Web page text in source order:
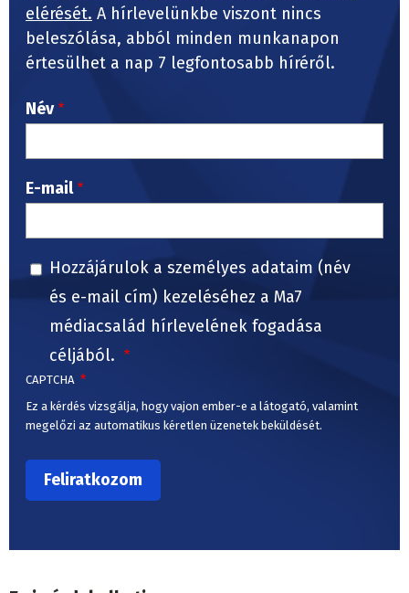
elérését. A hírlevelünkbe viszont nincs
beleszólása, abból minden munkanapon
értesülhet a nap 7 legfontosabb híréről.
Név
E-mail
Hozzájárulok a személyes adataim (név
és e-mail cím) kezeléséhez a Ma7
médiacsalád hírlevelének fogadása
céljából.
CAPTCHA
Ez a kérdés vizsgálja, hogy vajon ember-e a látogató, valamint
megelőzi az automatikus kéretlen üzenetek beküldését.